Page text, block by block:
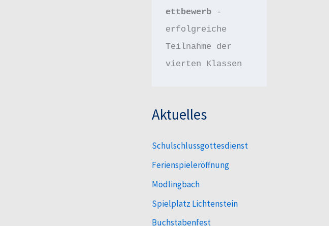
ettbewerb -
erfolgreiche
Teilnahme der
vierten Klassen
Aktuelles
Schulschlussgottesdienst
Ferienspieleröffnung
Mödlingbach
Spielplatz Lichtenstein
Buchstabenfest